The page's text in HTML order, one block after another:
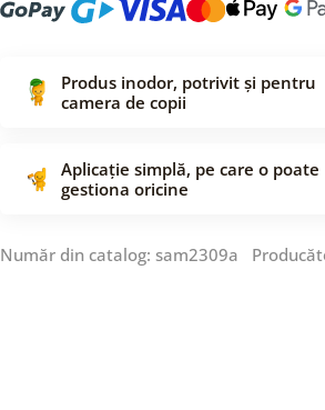
Produs inodor, potrivit și pentru
camera de copii
Aplicație simplă, pe care o poate
gestiona oricine
Număr din catalog: sam2309a